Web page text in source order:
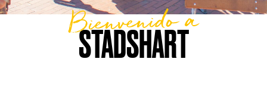
STADSHART
Bienvenido a